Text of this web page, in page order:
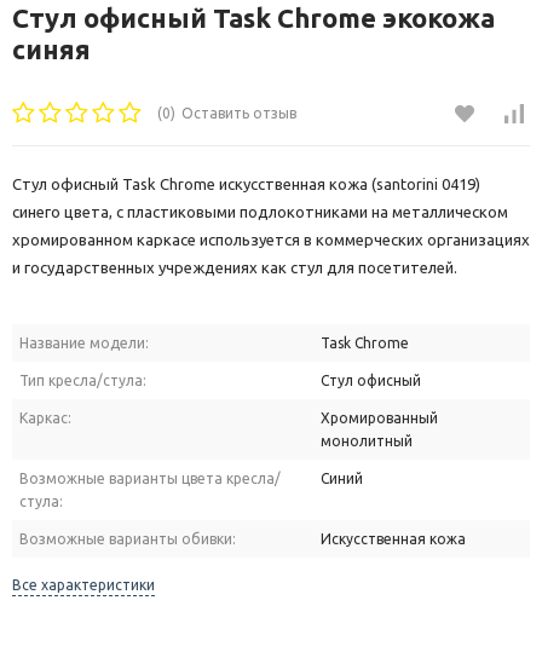
Стул офисный Task Chrome экокожа
синяя
(0) Оставить отзыв
Стул офисный Task Chrome искусственная кожа (santorini 0419)
синего цвета, с пластиковыми подлокотниками на металлическом
хромированном каркасе используется в коммерческих организациях
и государственных учреждениях как стул для посетителей.
Название модели: Task Chrome
Тип кресла/стула: Стул офисный
Каркас:
Хромированный
монолитный
Возможные варианты цвета кресла/
стула:
Синий
Возможные варианты обивки: Искусственная кожа
Все характеристики